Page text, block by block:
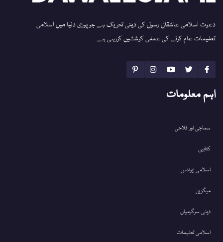
دعوت اسلامی عاشقان رسول کی دینی تحریک ہے جو پوری دنیا میں اسلامی
تعلیمات عام کرنے کی عملی کوششیں کررہی ہے
اہم معلومات
سماجی اور فلاحی
کتابیں
اسلامی ایونٹس
میگزین
دینی سرگرمیاں
اسلامی تعلیمات